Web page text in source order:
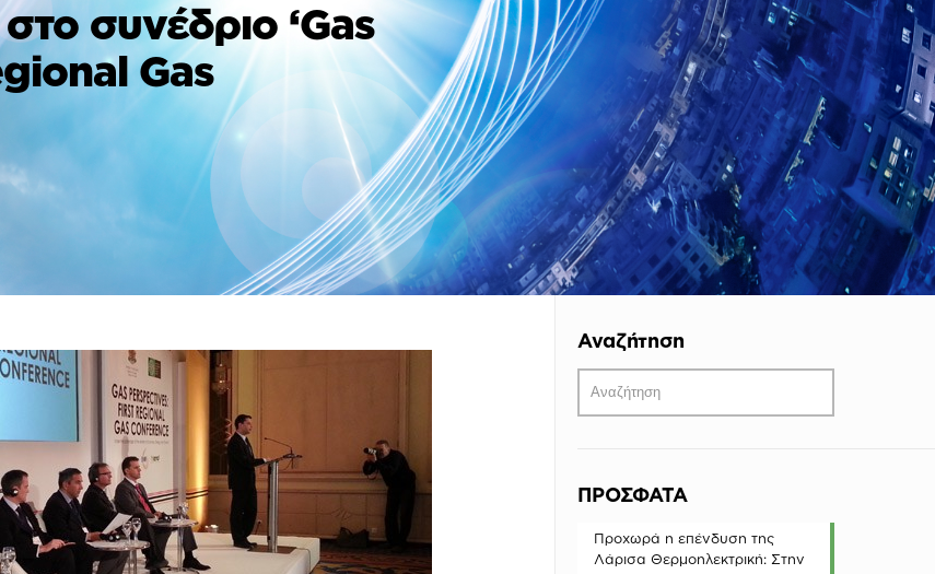
συνέδριο ‘Gas
Gas
Αναζήτηση
ΠΡΟΣΦΑΤΑ
Προχωρά η επένδυση της
Λάρισα Θερμοηλεκτρική: Στην